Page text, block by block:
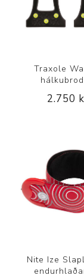
Traxole
2.750
Nite Ize